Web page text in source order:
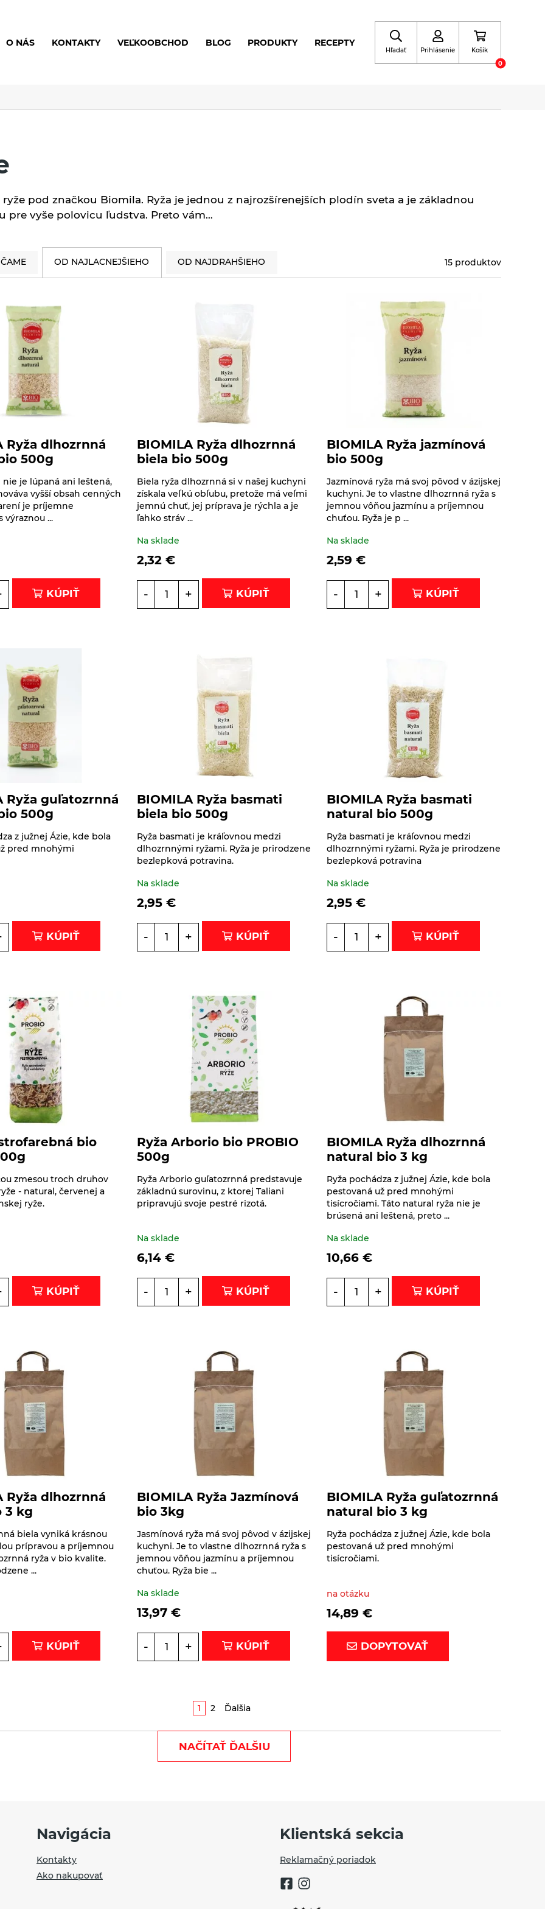
O NÁS KONTAKTY VEĽKOOBCHOD BLOG PRODUKTY RECEPTY
Hľadať Prihlásenie
Košík
0
pod značkou Biomila. Ryža je jednou z najrozšírenejších plodín sveta a je základnou
pre vyše polovicu ľudstva. Preto vám…
OD NAJLACNEJŠIEHO OD NAJDRAHŠIEHO 15 produktov
Ryža dlhozrnná
500g
nie je lúpaná ani leštená,
vyšší obsah cenných
je príjemne
výraznou ...
KÚPIŤ
BIOMILA Ryža dlhozrnná
biela bio 500g
Biela ryža dlhozrnná si v našej kuchyni
získala veľkú obľubu, pretože má veľmi
jemnú chuť, jej príprava je rýchla a je
ľahko stráv ...
Na sklade
2,32 €
- + KÚPIŤ
BIOMILA Ryža jazmínová
bio 500g
Jazmínová ryža má svoj pôvod v ázijskej
kuchyni. Je to vlastne dlhozrnná ryža s
jemnou vôňou jazmínu a príjemnou
chuťou. Ryža je p ...
Na sklade
2,59 €
- + KÚPIŤ
Ryža guľatozrnná
500g
z južnej Ázie, kde bola
pred mnohými
KÚPIŤ
BIOMILA Ryža basmati
biela bio 500g
Ryža basmati je kráľovnou medzi
dlhozrnnými ryžami. Ryža je prirodzene
bezlepková potravina.
Na sklade
2,95 €
- + KÚPIŤ
BIOMILA Ryža basmati
natural bio 500g
Ryža basmati je kráľovnou medzi
dlhozrnnými ryžami. Ryža je prirodzene
bezlepková potravina
Na sklade
2,95 €
- + KÚPIŤ
bio
zmesou troch druhov
- natural, červenej a
ryže.
KÚPIŤ
Ryža Arborio bio PROBIO
500g
Ryža Arborio guľatozrnná predstavuje
základnú surovinu, z ktorej Taliani
pripravujú svoje pestré rizotá.
Na sklade
6,14 €
- + KÚPIŤ
BIOMILA Ryža dlhozrnná
natural bio 3 kg
Ryža pochádza z južnej Ázie, kde bola
pestovaná už pred mnohými
tisícročiami. Táto natural ryža nie je
brúsená ani leštená, preto ...
Na sklade
10,66 €
- + KÚPIŤ
Ryža dlhozrnná
3 kg
biela vyniká krásnou
prípravou a príjemnou
ryža v bio kvalite.
...
KÚPIŤ
BIOMILA Ryža Jazmínová
bio 3kg
Jasmínová ryža má svoj pôvod v ázijskej
kuchyni. Je to vlastne dlhozrnná ryža s
jemnou vôňou jazmínu a príjemnou
chuťou. Ryža bie ...
Na sklade
13,97 €
- + KÚPIŤ
BIOMILA Ryža guľatozrnná
natural bio 3 kg
Ryža pochádza z južnej Ázie, kde bola
pestovaná už pred mnohými
tisícročiami.
na otázku
14,89 €
DOPYTOVAŤ
1 2 Ďalšia
NAČÍTAŤ ĎALŠIU
Navigácia
Kontakty
Ako nakupovať
Klientská sekcia
Reklamačný poriadok